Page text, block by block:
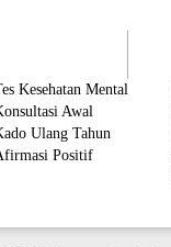
Kesehatan Mental
Awal
Ulang Tahun
Positif